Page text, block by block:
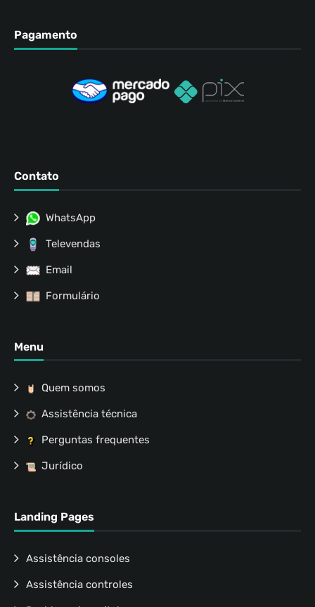
Pagamento
Contato
WhatsApp
Televendas
Email
Formulário
Menu
Quem somos
Assistência técnica
Perguntas frequentes
Jurídico
Landing Pages
Assistência consoles
Assistência controles